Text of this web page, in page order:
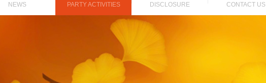
NEWS PARTY ACTIVITIES DISCLOSURE CONTACT US